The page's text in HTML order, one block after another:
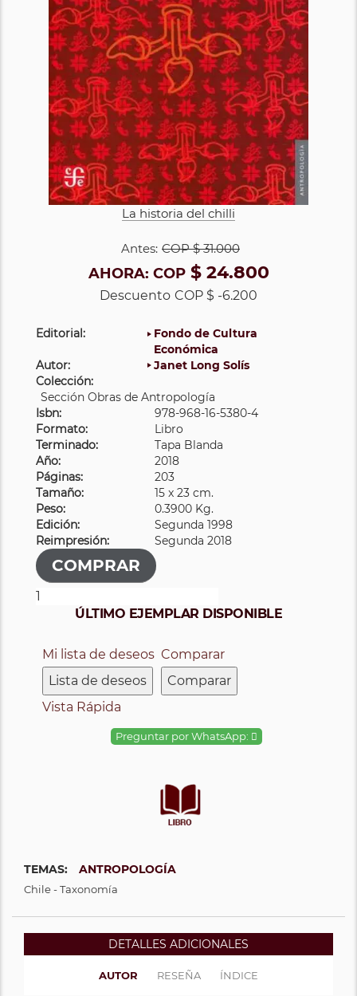
La historia del chilli
Antes: COP$ 31.000
AHORA: COP$ 24.800
Descuento COP $ -6.200
Editorial:
Fondo de Cultura
Económica
Autor:
Janet Long Solís
Colección:
Sección Obras de Antropología
Isbn:
978-968-16-5380-4
Formato:
Libro
Terminado:
Tapa Blanda
Año:
2018
Páginas:
203
Tamaño:
15 x 23 cm.
Peso:
0.3900 Kg.
Edición:
Segunda 1998
Reimpresión:
Segunda 2018
ÚLTIMO EJEMPLAR DISPONIBLE
Mi lista de deseos
Lista de deseos
Comparar
Comparar
Vista Rápida
Preguntar por WhatsApp:
TEMAS: ANTROPOLOGÍA
Chile - Taxonomía
DETALLES ADICIONALES
AUTOR RESEÑA ÍNDICE